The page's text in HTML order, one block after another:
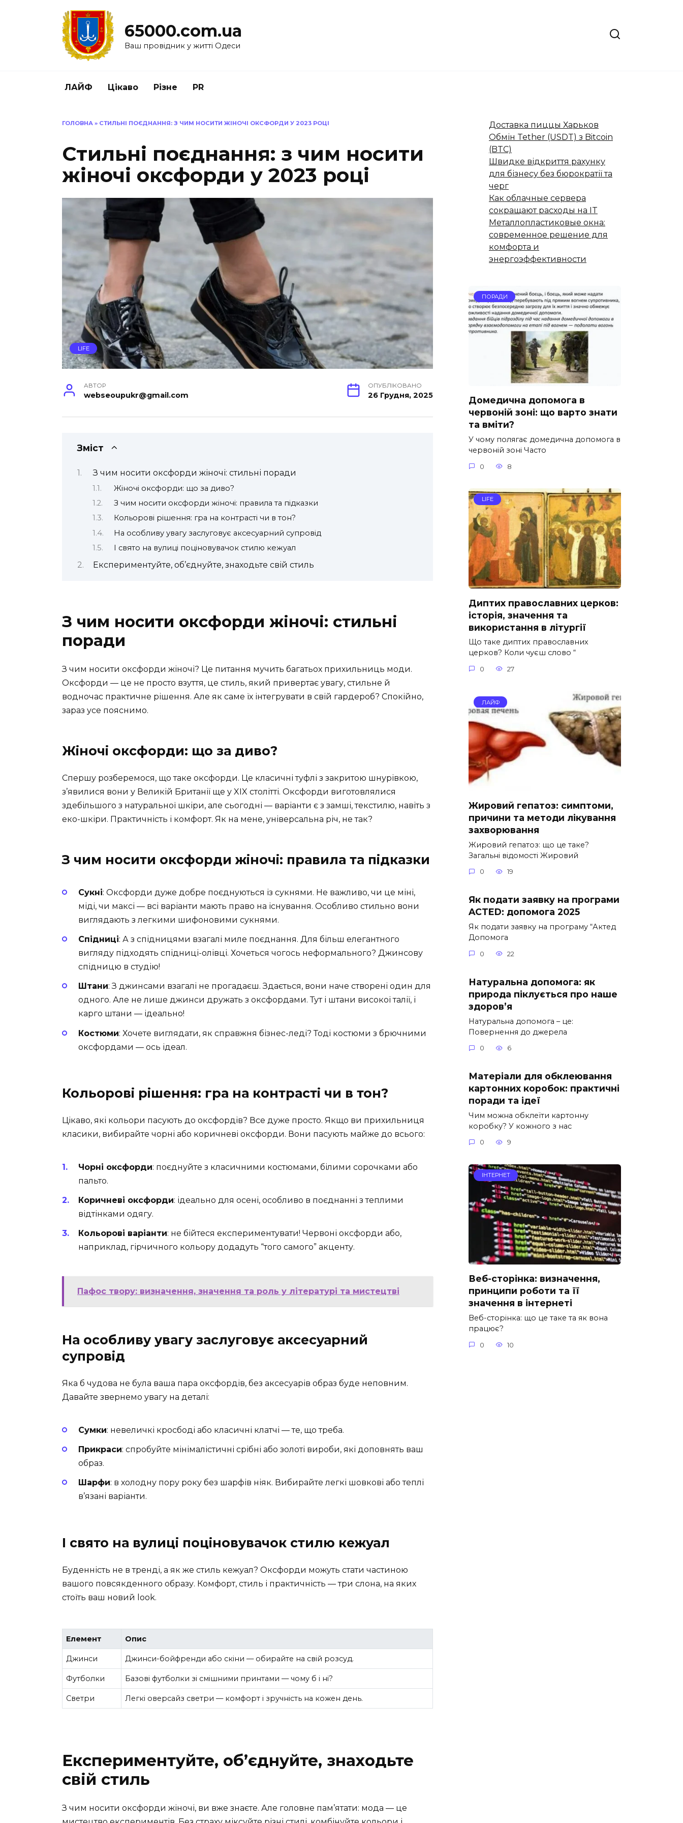
65000.com.ua
Ваш провідник у житті Одеси
ЛАЙФ Цікаво Різне PR
ГОЛОВНА » СТИЛЬНІ ПОЄДНАННЯ: З ЧИМ НОСИТИ ЖІНОЧІ ОКСФОРДИ У 2023 РОЦІ
Стильні поєднання: з чим носити
жіночі оксфорди у 2023 році
LIFE
АВТОР
webseoupukr@gmail.com
ОПУБЛІКОВАНО
26 Грудня, 2025
Зміст
З чим носити оксфорди жіночі: стильні поради
Жіночі оксфорди: що за диво?
З чим носити оксфорди жіночі: правила та підказки
Кольорові рішення: гра на контрасті чи в тон?
На особливу увагу заслуговує аксесуарний супровід
І свято на вулиці поціновувачок стилю кежуал
Експериментуйте, об’єднуйте, знаходьте свій стиль
З чим носити оксфорди жіночі: стильні
поради
З чим носити оксфорди жіночі? Це питання мучить багатьох прихильниць моди.
Оксфорди — це не просто взуття, це стиль, який привертає увагу, стильне й
водночас практичне рішення. Але як саме їх інтегрувати в свій гардероб? Спокійно,
зараз усе пояснимо.
Жіночі оксфорди: що за диво?
Спершу розберемося, що таке оксфорди. Це класичні туфлі з закритою шнурівкою,
з’явилися вони у Великій Британії ще у XIX столітті. Оксфорди виготовлялися
здебільшого з натуральної шкіри, але сьогодні — варіанти є з замші, текстилю, навіть з
еко-шкіри. Практичність і комфорт. Як на мене, універсальна річ, не так?
З чим носити оксфорди жіночі: правила та підказки
Сукні: Оксфорди дуже добре поєднуються із сукнями. Не важливо, чи це міні,
міді, чи максі — всі варіанти мають право на існування. Особливо стильно вони
виглядають з легкими шифоновими сукнями.
Спідниці: А з спідницями взагалі миле поєднання. Для більш елегантного
вигляду підходять спідниці-олівці. Хочеться чогось неформального? Джинсову
спідницю в студію!
Штани: З джинсами взагалі не прогадаєш. Здається, вони наче створені один для
одного. Але не лише джинси дружать з оксфордами. Тут і штани високої талії, і
карго штани — ідеально!
Костюми: Хочете виглядати, як справжня бізнес-леді? Тоді костюми з брючними
оксфордами — ось ідеал.
Кольорові рішення: гра на контрасті чи в тон?
Цікаво, які кольори пасують до оксфордів? Все дуже просто. Якщо ви прихильниця
класики, вибирайте чорні або коричневі оксфорди. Вони пасують майже до всього:
Чорні оксфорди: поєднуйте з класичними костюмами, білими сорочками або
пальто.
Коричневі оксфорди: ідеально для осені, особливо в поєднанні з теплими
відтінками одягу.
Кольорові варіанти: не бійтеся експериментувати! Червоні оксфорди або,
наприклад, гірчичного кольору додадуть “того самого” акценту.
Пафос твору: визначення, значення та роль у літературі та мистецтві
На особливу увагу заслуговує аксесуарний
супровід
Яка б чудова не була ваша пара оксфордів, без аксесуарів образ буде неповним.
Давайте звернемо увагу на деталі:
Сумки: невеличкі кросбоді або класичні клатчі — те, що треба.
Прикраси: спробуйте мінімалістичні срібні або золоті вироби, які доповнять ваш
образ.
Шарфи: в холодну пору року без шарфів ніяк. Вибирайте легкі шовкові або теплі
в’язані варіанти.
І свято на вулиці поціновувачок стилю кежуал
Буденність не в тренді, а як же стиль кежуал? Оксфорди можуть стати частиною
вашого повсякденного образу. Комфорт, стиль і практичність — три слона, на яких
стоїть ваш новий look.
Елемент Опис
Джинси Джинси-бойфренди або скіни — обирайте на свій розсуд.
Футболки Базові футболки зі смішними принтами — чому б і ні?
Светри Легкі оверсайз светри — комфорт і зручність на кожен день.
Експериментуйте, об’єднуйте, знаходьте
свій стиль
З чим носити оксфорди жіночі, ви вже знаєте. Але головне пам’ятати: мода — це
Доставка пиццы Харьков
Обмін Tether (USDT) з Bitcoin
(BTC)
Швидке відкриття рахунку
для бізнесу без бюрократії та
черг
Как облачные сервера
сокращают расходы на IT
Металлопластиковые окна:
современное решение для
комфорта и
энергоэффективности
ПОРАДИ
Домедична допомога в
червоній зоні: що варто знати
та вміти?
У чому полягає домедична допомога в
червоній зоні Часто
0 8
LIFE
Диптих православних церков:
історія, значення та
використання в літургії
Що таке диптих православних
церков? Коли чуєш слово “
0 27
ЛАЙФ
Жировий гепатоз: симптоми,
причини та методи лікування
захворювання
Жировий гепатоз: що це таке?
Загальні відомості Жировий
0 19
Як подати заявку на програми
ACTED: допомога 2025
Як подати заявку на програму “Актед
Допомога
0 22
Натуральна допомога: як
природа піклується про наше
здоров’я
Натуральна допомога – це:
Повернення до джерела
0 6
Матеріали для обклеювання
картонних коробок: практичні
поради та ідеї
Чим можна обклеїти картонну
коробку? У кожного з нас
0 9
ІНТЕРНЕТ
Веб-сторінка: визначення,
принципи роботи та її
значення в інтернеті
Веб-сторінка: що це таке та як вона
працює?
0 10